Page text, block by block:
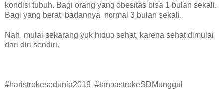
kondisi tubuh. Bagi orang yang obesitas bisa 1 bulan sekali.
Bagi yang berat badannya normal 3 bulan sekali.
Nah, mulai sekarang yuk hidup sehat, karena sehat dimulai
dari diri sendiri.
#haristrokesedunia2019 #tanpastrokeSDMunggul